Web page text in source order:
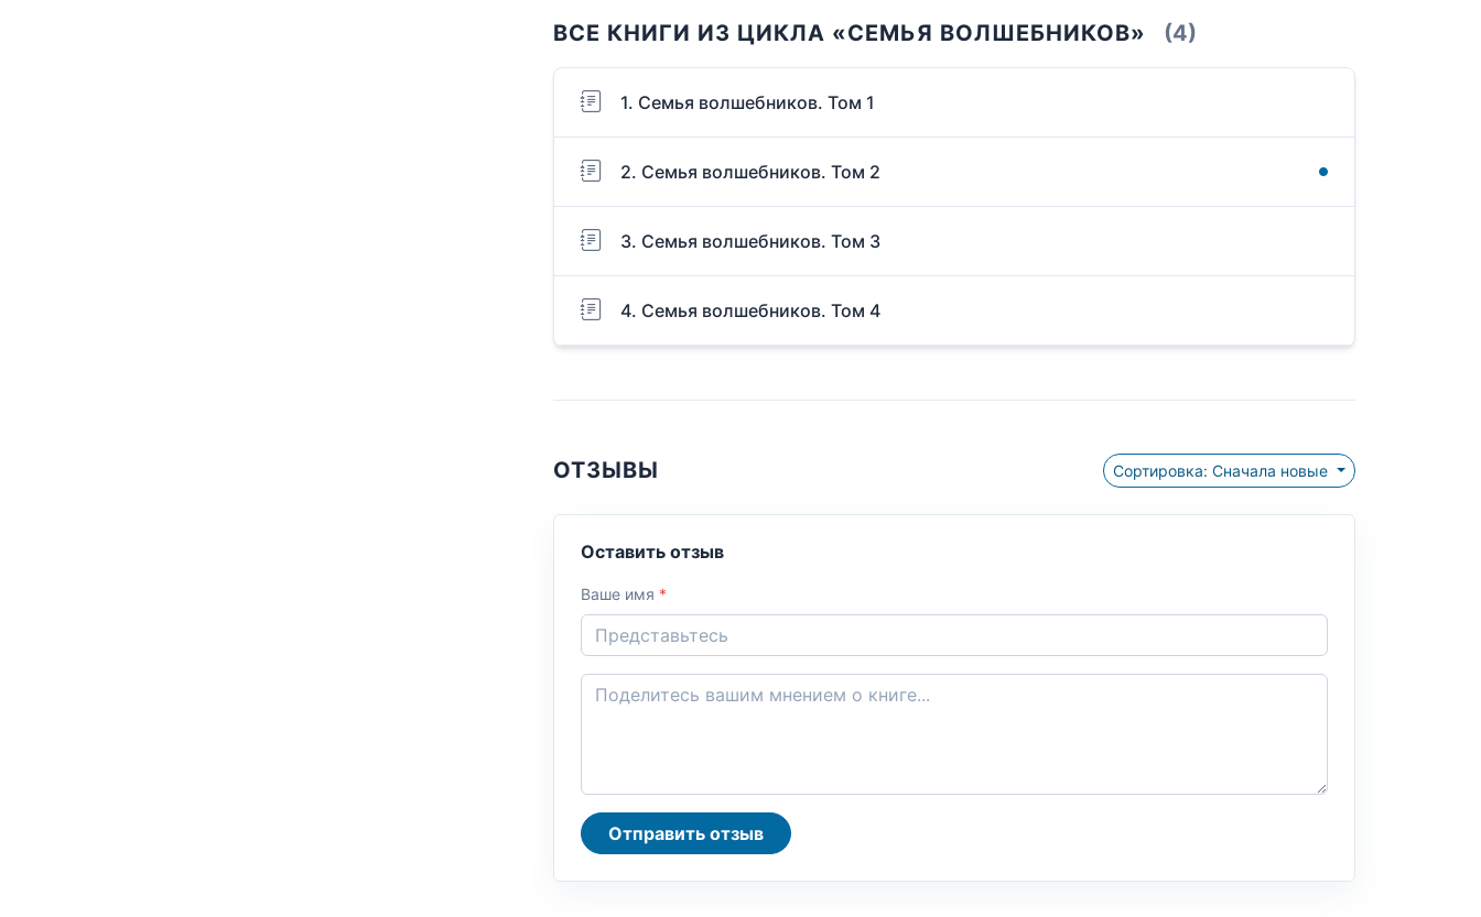
ВСЕ КНИГИ ИЗ ЦИКЛА «СЕМЬЯ ВОЛШЕБНИКОВ» (4)
1. Семья волшебников. Том 1
2. Семья волшебников. Том 2
3. Семья волшебников. Том 3
4. Семья волшебников. Том 4
ОТЗЫВЫ Сортировка: Сначала новые
Оставить отзыв
Ваше имя *
Отправить отзыв